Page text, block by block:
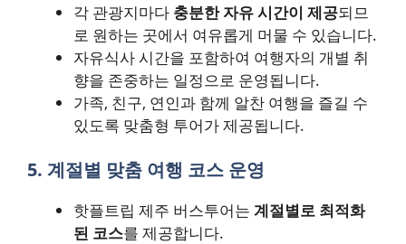
각 관광지마다 충분한 자유 시간이 제공되므
로 원하는 곳에서 여유롭게 머물 수 있습니다.
자유식사 시간을 포함하여 여행자의 개별 취
향을 존중하는 일정으로 운영됩니다.
가족, 친구, 연인과 함께 알찬 여행을 즐길 수
있도록 맞춤형 투어가 제공됩니다.
5. 계절별 맞춤 여행 코스 운영
핫플트립 제주 버스투어는 계절별로 최적화
된 코스를 제공합니다.